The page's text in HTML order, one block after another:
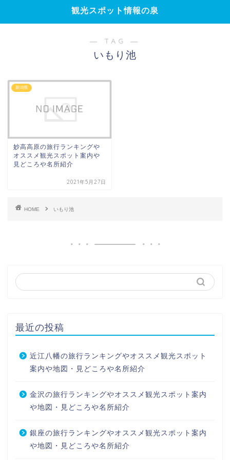
観光スポット情報の泉
― TAG ―
いもり池
新潟県
妙高高原の旅行ランキングや
オススメ観光スポット案内や
見どころや名所紹介
2021年5月27日
HOME いもり池
最近の投稿
近江八幡の旅行ランキングやオススメ観光スポット
案内や地図・見どころや名所紹介
金沢の旅行ランキングやオススメ観光スポット案内
や地図・見どころや名所紹介
銀座の旅行ランキングやオススメ観光スポット案内
や地図・見どころや名所紹介